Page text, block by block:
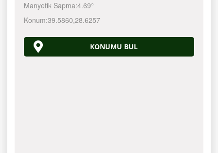
Manyetik Sapma:4.69°
Konum:39.5860,28.6257
KONUMU BUL